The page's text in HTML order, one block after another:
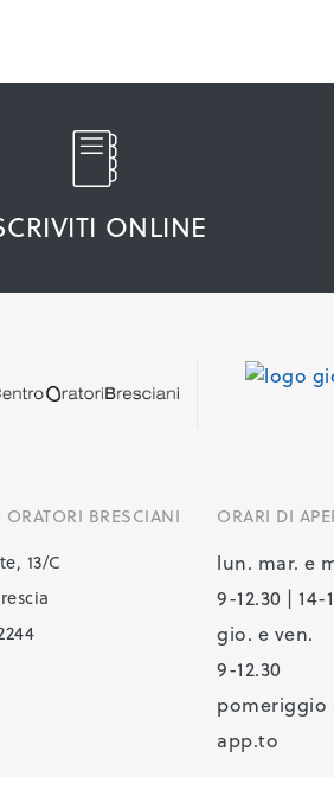
ONLINE
ORATORI BRESCIANI
13/C
ORARI DI
lun. mar. e
9-12.30 | 14-
gio. e ven.
9-12.30
pomeriggio
app.to